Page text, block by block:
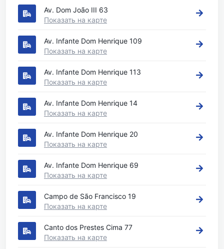
Av. Dom João III 63
Показать на карте
Av. Infante Dom Henrique 109
Показать на карте
Av. Infante Dom Henrique 113
Показать на карте
Av. Infante Dom Henrique 14
Показать на карте
Av. Infante Dom Henrique 20
Показать на карте
Av. Infante Dom Henrique 69
Показать на карте
Campo de São Francisco 19
Показать на карте
Canto dos Prestes Cima 77
Показать на карте